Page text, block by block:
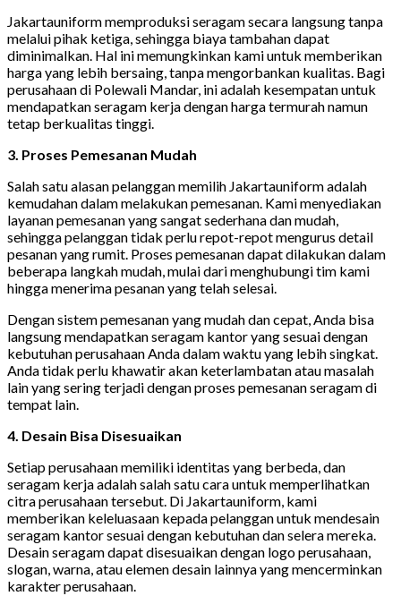
Jakartauniform memproduksi seragam secara langsung tanpa
melalui pihak ketiga, sehingga biaya tambahan dapat
diminimalkan. Hal ini memungkinkan kami untuk memberikan
harga yang lebih bersaing, tanpa mengorbankan kualitas. Bagi
perusahaan di Polewali Mandar, ini adalah kesempatan untuk
mendapatkan seragam kerja dengan harga termurah namun
tetap berkualitas tinggi.
3. Proses Pemesanan Mudah
Salah satu alasan pelanggan memilih Jakartauniform adalah
kemudahan dalam melakukan pemesanan. Kami menyediakan
layanan pemesanan yang sangat sederhana dan mudah,
sehingga pelanggan tidak perlu repot-repot mengurus detail
pesanan yang rumit. Proses pemesanan dapat dilakukan dalam
beberapa langkah mudah, mulai dari menghubungi tim kami
hingga menerima pesanan yang telah selesai.
Dengan sistem pemesanan yang mudah dan cepat, Anda bisa
langsung mendapatkan seragam kantor yang sesuai dengan
kebutuhan perusahaan Anda dalam waktu yang lebih singkat.
Anda tidak perlu khawatir akan keterlambatan atau masalah
lain yang sering terjadi dengan proses pemesanan seragam di
tempat lain.
4. Desain Bisa Disesuaikan
Setiap perusahaan memiliki identitas yang berbeda, dan
seragam kerja adalah salah satu cara untuk memperlihatkan
citra perusahaan tersebut. Di Jakartauniform, kami
memberikan keleluasaan kepada pelanggan untuk mendesain
seragam kantor sesuai dengan kebutuhan dan selera mereka.
Desain seragam dapat disesuaikan dengan logo perusahaan,
slogan, warna, atau elemen desain lainnya yang mencerminkan
karakter perusahaan.